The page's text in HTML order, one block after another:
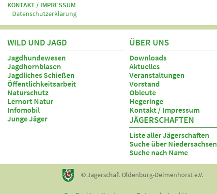
KONTAKT / IMPRESSUM
Datenschutzerklärung
WILD UND JAGD
Jagdhundewesen
Jagdhornblasen
Jagdliches Schießen
Öffentlichkeitsarbeit
Naturschutz
Lernort Natur
Infomobil
Junge Jäger
ÜBER UNS
Downloads
Aktuelles
Veranstaltungen
Vorstand
Obleute
Hegeringe
Kontakt / Impressum
JÄGERSCHAFTEN
Liste aller Jägerschaften
Suche über
Suche nach Name
© Jägerschaft Oldenburg-Delmenhorst e.V.